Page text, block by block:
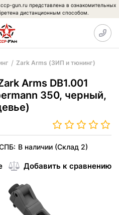
gun.ru представлена в ознакомительных
дистанционным способом.
Zark Arms (ЗИП и тюнинг)
Arms DB1.001
350, черный,
В наличии (Склад 2)
Добавить к сравнению